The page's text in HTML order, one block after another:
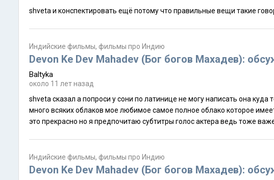
Индийские фильмы, фильмы про Индию
Devon Ke Dev Mahadev (Бог богов Махадев):
Baltyka
около 11 лет назад
shveta сказал а попроси у сони по латинице не могу написать она куда то исчезла облако там можно скачать почти весь сериалsonia сказал а есть
много всяких облаков мое любимое самое полное облако которое имеет в виду shveta о большое спасибо у меня уже всё лежит в закромах озвучка
Индийские фильмы, фильмы про Индию
Devon Ke Dev Mahadev (Бог богов Махадев):